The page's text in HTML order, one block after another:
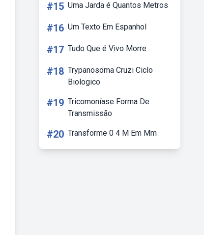
#15 Uma Jarda é Quantos Metros
#16 Um Texto Em Espanhol
#17 Tudo Que é Vivo Morre
#18 Trypanosoma Cruzi Ciclo
Biologico
#19 Tricomoníase Forma De
Transmissão
#20 Transforme 0 4 M Em Mm